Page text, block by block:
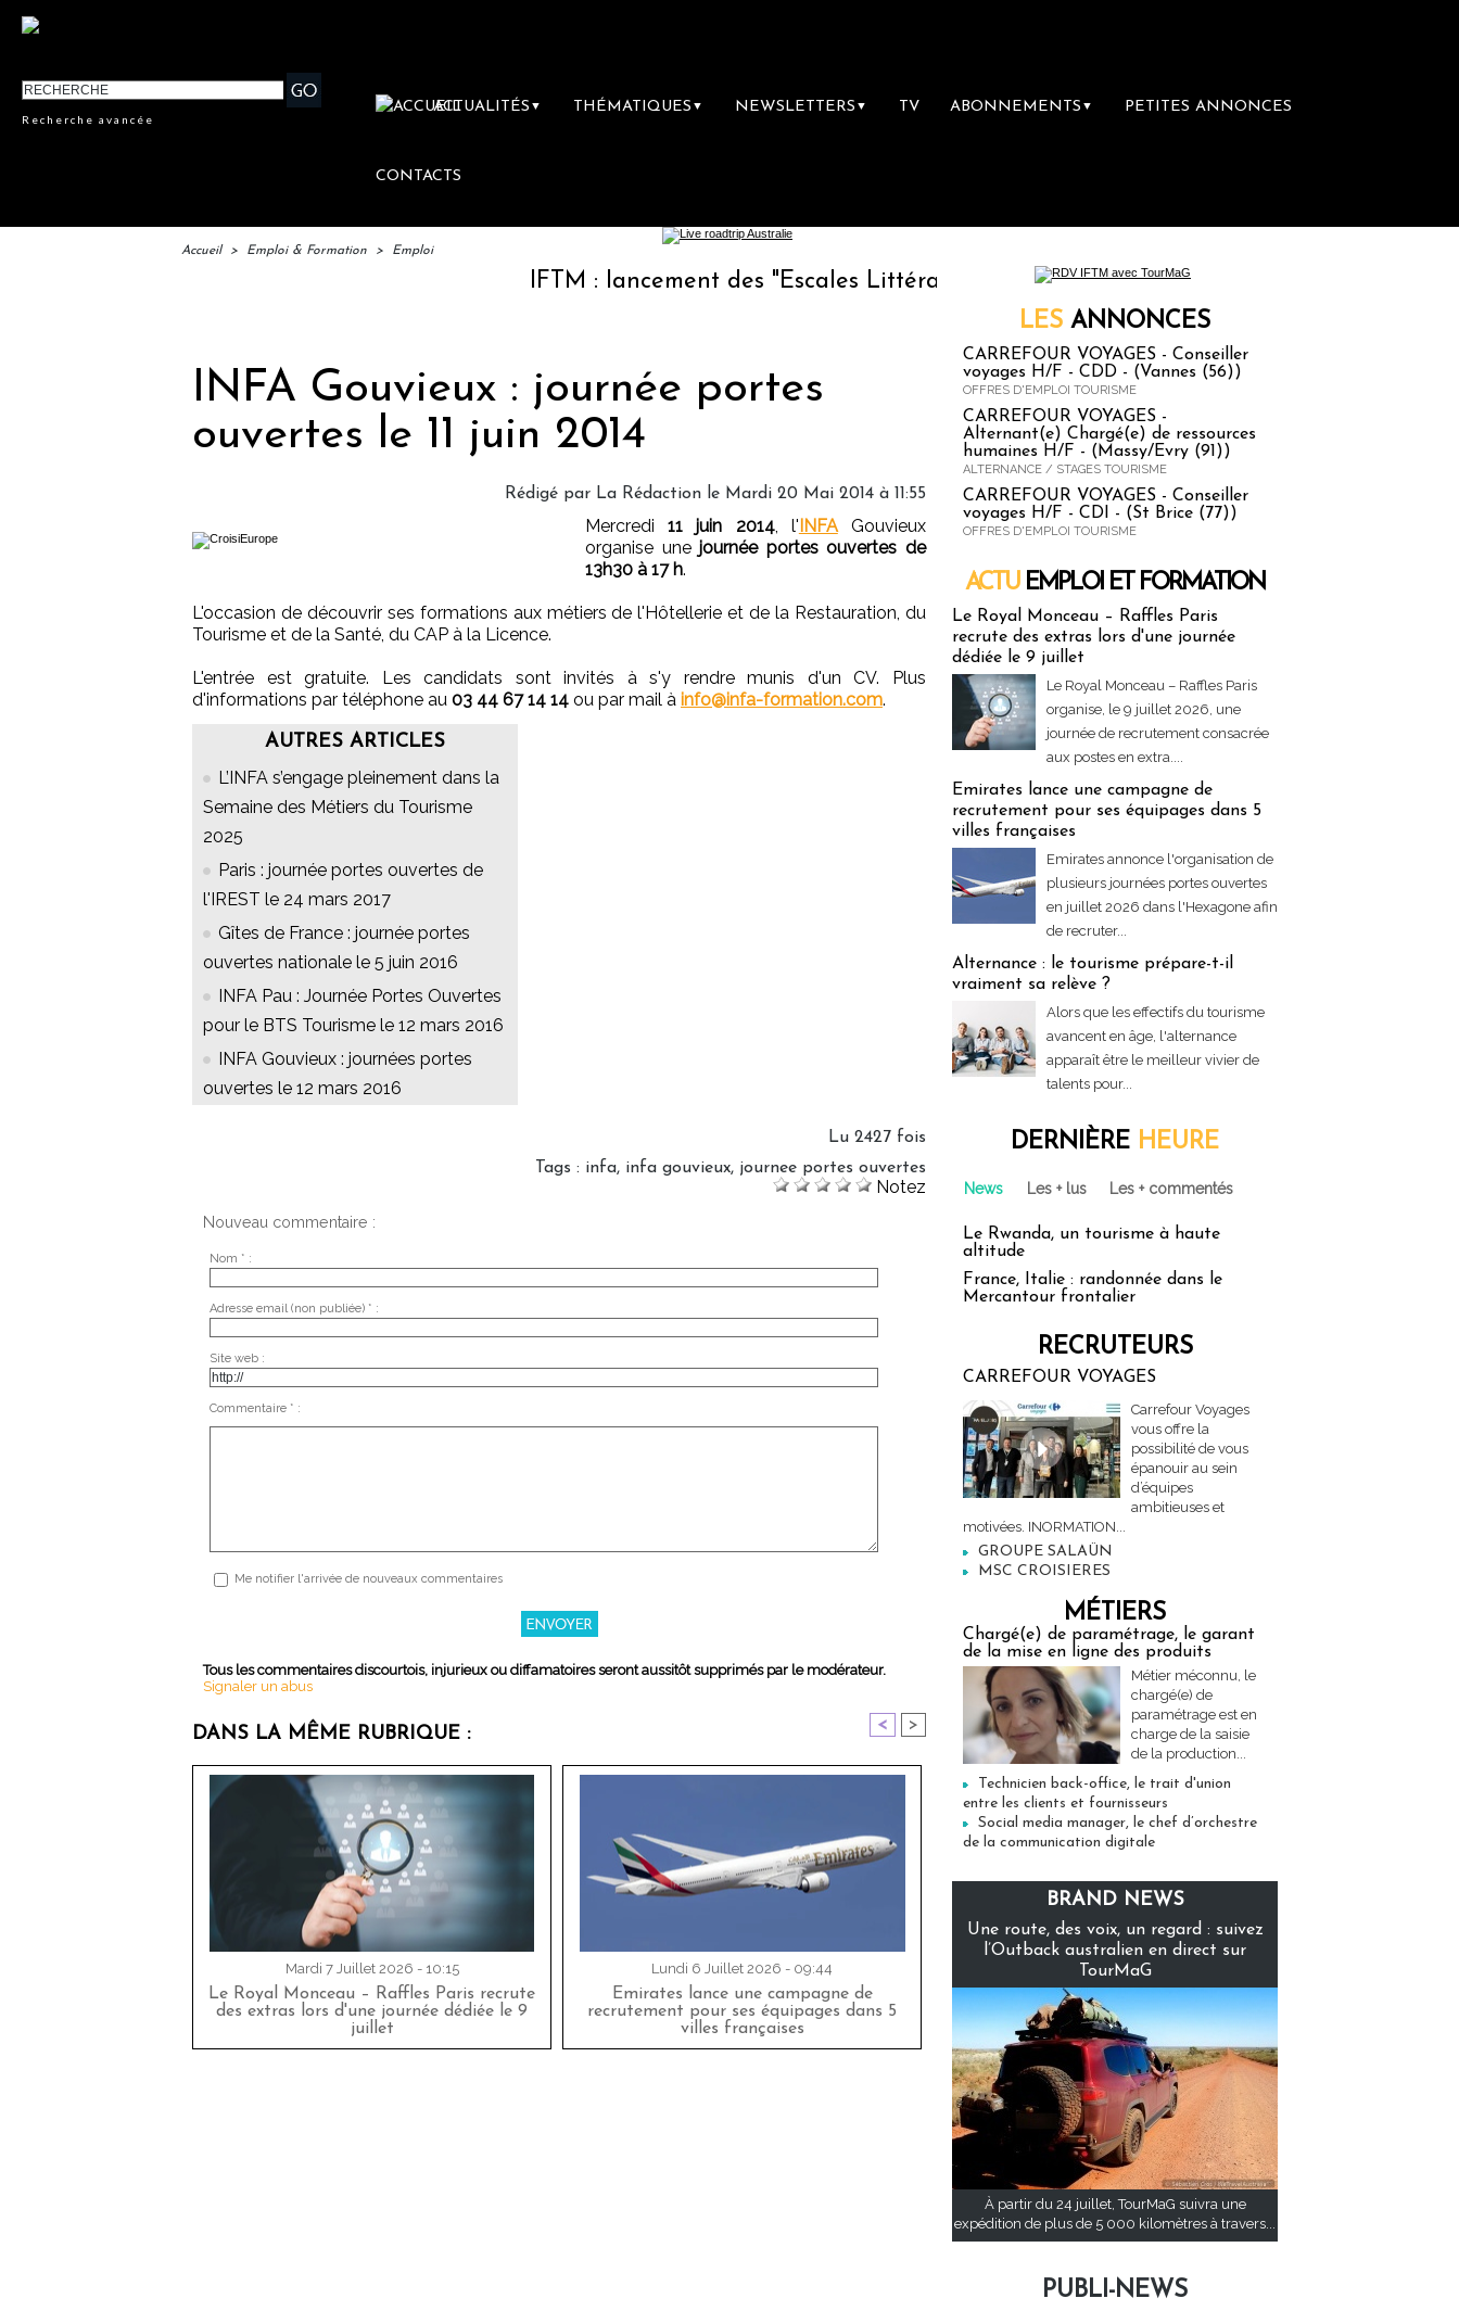
Recherche avancée
ACTUALITÉS ▼ THÉMATIQUES ▼ NEWSLETTERS ▼ TV ABONNEMENTS ▼ PETITES ANNONCES
CONTACTS
Accueil > Emploi & Formation > Emploi
IFTM : lancement des "Escales Littéraires", la première librairie du voyage
INFA Gouvieux : journée portes
ouvertes le 11 juin 2014
Rédigé par La Rédaction le Mardi 20 Mai 2014 à 11:55
Mercredi11 juin 2014, l'INFAGouvieux
organise une journée portes ouvertes de
13h30 à 17 h.
L'occasion de découvrir ses formations aux métiers de l'Hôtellerie et de la Restauration, du
Tourisme et de la Santé, du CAP à la Licence.
L'entrée est gratuite. Les candidats sont invités à s'y rendre munis d'un CV. Plus
d'informations par téléphone au 03 44 67 14 14 ou par mail à info@infa-formation.com.
AUTRES ARTICLES
L’INFA s’engage pleinement dans la
Semaine des Métiers du Tourisme
2025
Paris : journée portes ouvertes de
l'IREST le 24 mars 2017
Gîtes de France : journée portes
ouvertes nationale le 5 juin 2016
INFA Pau : Journée Portes Ouvertes
pour le BTS Tourisme le 12 mars 2016
INFA Gouvieux : journées portes
ouvertes le 12 mars 2016
Lu 2427 fois
Tags : infa, infa gouvieux, journee portes ouvertes
Notez
Nouveau commentaire :
Nom * :
Adresse email (non publiée) * :
Site web :
Commentaire * :
Me notifier l'arrivée de nouveaux commentaires
Tous les commentaires discourtois, injurieux ou diffamatoires seront aussitôt supprimés par le modérateur.
Signaler un abus
DANS LA MÊME RUBRIQUE : < >
Mardi 7 Juillet 2026 - 10:15
Le Royal Monceau – Raffles Paris recrute
des extras lors d'une journée dédiée le 9
juillet
Lundi 6 Juillet 2026 - 09:44
Emirates lance une campagne de
recrutement pour ses équipages dans 5
villes françaises
LES ANNONCES
CARREFOUR VOYAGES - Conseiller
voyages H/F - CDD - (Vannes (56))
OFFRES D'EMPLOI TOURISME
CARREFOUR VOYAGES -
Alternant(e) Chargé(e) de ressources
humaines H/F - (Massy/Evry (91))
ALTERNANCE / STAGES TOURISME
CARREFOUR VOYAGES - Conseiller
voyages H/F - CDI - (St Brice (77))
OFFRES D'EMPLOI TOURISME
ACTU EMPLOI ET FORMATION
Le Royal Monceau – Raffles Paris
recrute des extras lors d'une journée
dédiée le 9 juillet
Le Royal Monceau – Raffles Paris
organise, le 9 juillet 2026, une
journée de recrutement consacrée
aux postes en extra....
Emirates lance une campagne de
recrutement pour ses équipages dans 5
villes françaises
Emirates annonce l'organisation de
plusieurs journées portes ouvertes
en juillet 2026 dans l'Hexagone afin
de recruter...
Alternance : le tourisme prépare-t-il
vraiment sa relève ?
Alors que les effectifs du tourisme
avancent en âge, l'alternance
apparaît être le meilleur vivier de
talents pour...
DERNIÈRE HEURE
News Les + lus Les + commentés
Le Rwanda, un tourisme à haute
altitude
France, Italie : randonnée dans le
Mercantour frontalier
RECRUTEURS
CARREFOUR VOYAGES
Carrefour Voyages
vous offre la
possibilité de vous
épanouir au sein
d’équipes
ambitieuses et
motivées. INORMATION...
GROUPE SALAÜN
MSC CROISIERES
MÉTIERS
Chargé(e) de paramétrage, le garant
de la mise en ligne des produits
Métier méconnu, le
chargé(e) de
paramétrage est en
charge de la saisie
de la production...
Technicien back-office, le trait d'union
entre les clients et fournisseurs
Social media manager, le chef d’orchestre
de la communication digitale
BRAND NEWS
Une route, des voix, un regard : suivez
l’Outback australien en direct sur
TourMaG
À partir du 24 juillet, TourMaG suivra une
expédition de plus de 5 000 kilomètres à travers...
PUBLI-NEWS